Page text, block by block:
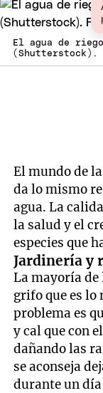
El agua de
(Shutterstock).
El mundo de
da lo mismo
agua. La
la salud y el
especies que
Jardinería y
La mayoría de
grifo que es lo
problema es
y cal que con
dañando las
se aconseja
durante un